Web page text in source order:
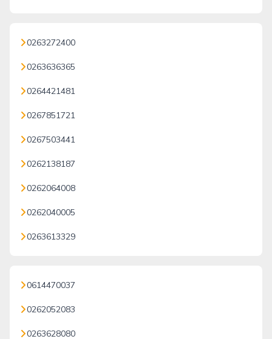
0263272400
0263636365
0264421481
0267851721
0267503441
0262138187
0262064008
0262040005
0263613329
0614470037
0262052083
0263628080